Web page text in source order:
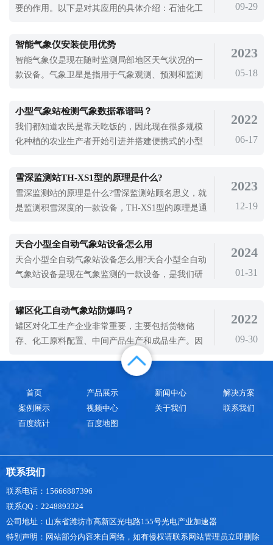
要的作用。以下是对其应用的具体介绍：石油化工
数，确保生产过程的安全性。例如，监测风速和风
向有助于预防气体泄漏引发的火灾或爆炸。煤矿行
业：煤矿开采过程中，气象条件对矿井安
09-29
智能气象仪安装使用优势
智能气象仪是现在随时监测局部地区天气状况的一
款设备。气象卫星是指用于气象观测、预测和监测
地轨道，全面监测全球气象状况。而对于小区域内
的实时气象监测，还是需要使用智能气象
2023
05-18
小型气象站检测气象数据靠谱吗？
我们都知道农民是靠天吃饭的，因此现在很多规模
化种植的农业生产者开始引进并搭建便携式的小型
近几年高温大棚等措施也是为了可以避免天气对农
作物的影响，可以在一定程度上抵御天气恶劣带来
的风险。但到寒潮之类的恶劣天气的突发
2022
06-17
雪深监测站TH-XS1型的原理是什么?
雪深监测站的原理是什么?雪深监测站顾名思义，就
是监测积雪深度的一款设备，TH-XS1型的原理是通
间的降雪量的一款精密的雪深监测设备。雪深监测
站在目前雪灾监测中发挥了很大的作用，积雪覆盖
地面，可能导致野生动物因缺乏食物而饿
2023
12-19
天合小型全自动气象站设备怎么用
天合小型全自动气象站设备怎么用?天合小型全自动
气象站设备是现在气象监测的一款设备，是我们研
设备作为野外气象监测设备，是可以为气象监测提
供设备支持的，随着社会的发展，温室效应不断加
剧，气候不断变暖，对我们的生活产生了很大的影
响。使用小型全自动气象站设备对气象进行监测，
是保护地球环境的一种需要。
2024
01-31
罐区化工自动气象站防爆吗？
罐区对化工生产企业非常重要，主要包括货物储
存、化工原料配置、中间产品生产和成品生产。因
此，如果罐区出现安全问题，将直观地影响整个化
工生产企业的日常生产经营。随着现代技术发展水
区化工自动气象站就是一款可以在罐区等化工场所
使用的防爆气象站。罐区化工自动气象站是
2022
09-30
首页 产品展示 新闻中心
解决方案
案例展示
视频中心 关于我们
联系我们
百度统计
百度地图
联系我们
联系电话：15666887396
联系QQ：2248893324
公司地址：山东省潍坊市高新区光电路155号光电产业加速器
特别声明：网站部分内容来自网络，如有侵权请联系网站管理员立即删除